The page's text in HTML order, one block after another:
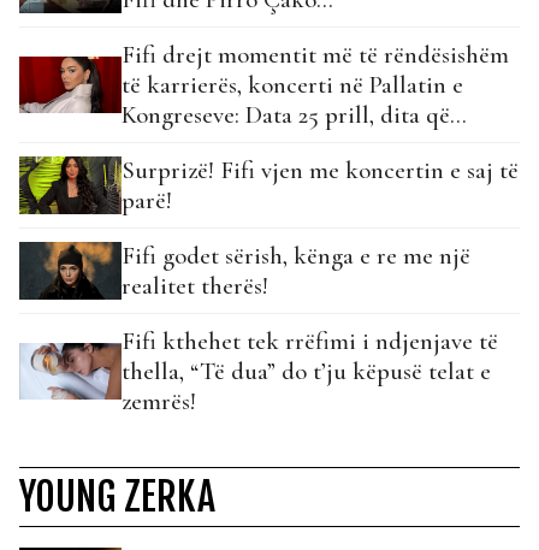
Fifi drejt momentit më të rëndësishëm
të karrierës, koncerti në Pallatin e
Kongreseve: Data 25 prill, dita që
Surprizë! Fifi vjen me koncertin e saj të
parë!
Fifi godet sërish, kënga e re me një
realitet therës!
Fifi kthehet tek rrëfimi i ndjenjave të
thella, “Të dua” do t’ju këpusë telat e
zemrës!
YOUNG ZERKA